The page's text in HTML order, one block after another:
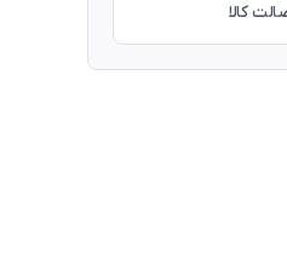
کالا